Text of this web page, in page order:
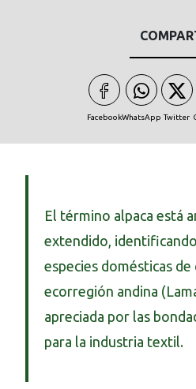
FacebookWhatsApp Twitter
El término alpaca está
extendido,
especies domésticas de
ecorregión andina
apreciada por las
para la industria textil.